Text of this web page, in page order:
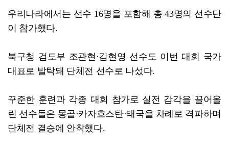
우리나라에서는 선수 16명을 포함해 총 43명의 선수단
이 참가했다.
북구청 검도부 조관현·김현영 선수도 이번 대회 국가
대표로 발탁돼 단체전 선수로 나섰다.
꾸준한 훈련과 각종 대회 참가로 실전 감각을 끌어올
린 선수들은 몽골·카자흐스탄·태국을 차례로 격파하며
단체전 결승에 안착했다.